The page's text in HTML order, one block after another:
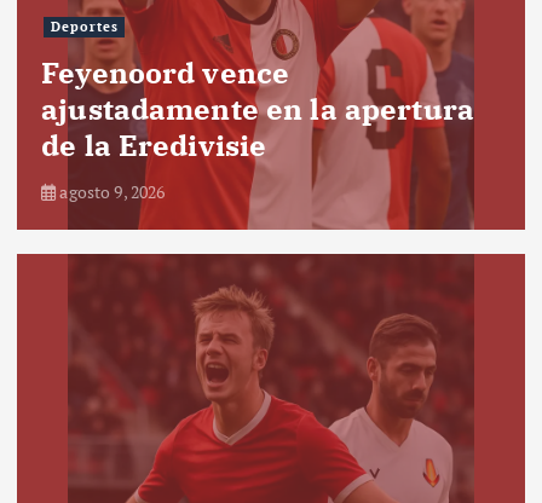
Deportes
Feyenoord vence
ajustadamente en la apertura
de la Eredivisie
agosto 9, 2026